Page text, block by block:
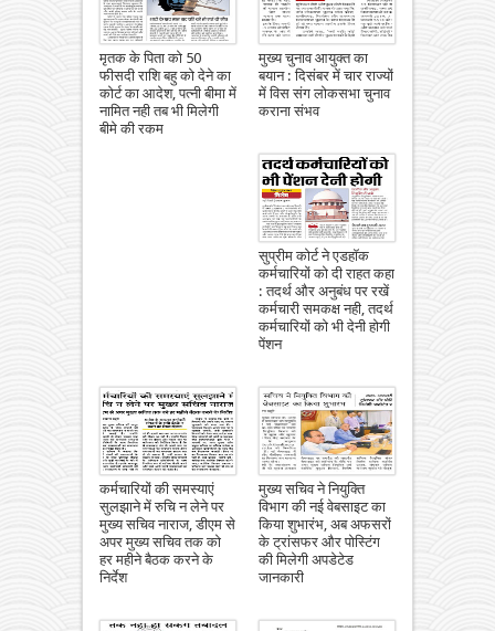
मृतक के पिता को 50
फीसदी राशि बहु को देने का
कोर्ट का आदेश, पत्नी बीमा में
नामित नही तब भी मिलेगी
बीमे की रकम
मुख्य चुनाव आयुक्त का
बयान : दिसंबर में चार राज्यों
में विस संग लोकसभा चुनाव
कराना संभव
सुप्रीम कोर्ट ने एडहॉक
कर्मचारियों को दी राहत कहा
: तदर्थ और अनुबंध पर रखें
कर्मचारी समकक्ष नही, तदर्थ
कर्मचारियों को भी देनी होगी
पेंशन
कर्मचारियों की समस्याएं
सुलझाने में रुचि न लेने पर
मुख्य सचिव नाराज, डीएम से
अपर मुख्य सचिव तक को
हर महीने बैठक करने के
निर्देश
मुख्य सचिव ने नियुक्ति
विभाग की नई वेबसाइट का
किया शुभारंभ, अब अफसरों
के ट्रांसफर और पोस्टिंग
की मिलेगी अपडेटेड
जानकारी